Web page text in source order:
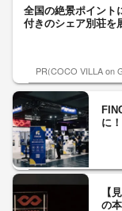
全国の絶景ポイント
付きのシェア別荘を
PR(COCO VILLA on
に！
【
の